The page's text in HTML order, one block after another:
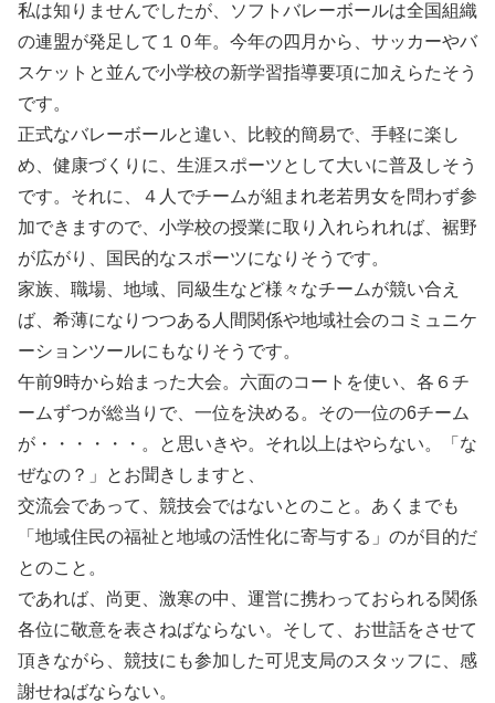
私は知りませんでしたが、ソフトバレーボールは全国組織
の連盟が発足して１０年。今年の四月から、サッカーやバ
スケットと並んで小学校の新学習指導要項に加えらたそう
です。
正式なバレーボールと違い、比較的簡易で、手軽に楽し
め、健康づくりに、生涯スポーツとして大いに普及しそう
です。それに、４人でチームが組まれ老若男女を問わず参
加できますので、小学校の授業に取り入れられれば、裾野
が広がり、国民的なスポーツになりそうです。
家族、職場、地域、同級生など様々なチームが競い合え
ば、希薄になりつつある人間関係や地域社会のコミュニケ
ーションツールにもなりそうです。
午前9時から始まった大会。六面のコートを使い、各６チ
ームずつが総当りで、一位を決める。その一位の6チーム
が・・・・・・。と思いきや。それ以上はやらない。「な
ぜなの？」とお聞きしますと、
交流会であって、競技会ではないとのこと。あくまでも
「地域住民の福祉と地域の活性化に寄与する」のが目的だ
とのこと。
であれば、尚更、激寒の中、運営に携わっておられる関係
各位に敬意を表さねばならない。そして、お世話をさせて
頂きながら、競技にも参加した可児支局のスタッフに、感
謝せねばならない。